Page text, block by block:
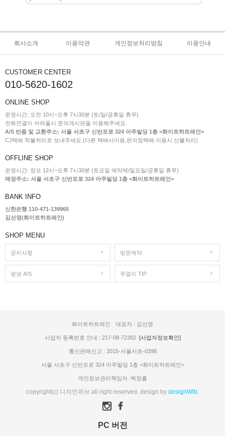
회사소개 이용약관 개인정보처리방침 이용안내
CUSTOMER CENTER
010-5620-1602
ONLINE SHOP
운영시간: 오전 10시~오후 7시30분 (토/일/공휴일 휴무)
전화연결이 어려울시 문의게시판을 이용해주세요.
A/S 반품 및 교환주소: 서울 서초구 신반포로 324 아주빌딩 1층 <화이트하트레인>
CJ택배 착불처리로 보내주세요.(다른 택배사이용,편의점택배 이용시 선불처리)
OFFLINE SHOP
운영시간: 정오 12시~오후 7시30분 (토요일 예약제/일요일/공휴일 휴무)
매장주소: 서울 서초구 신반포로 324 아주빌딩 1층 <화이트하트레인>
BANK INFO
신한은행 110-471-139965
김선영(화이트하트레인)
SHOP MENU
공지사항 방문예약
평생 A/S 주얼리 TIP
화이트하트레인 대표자 : 김선영
사업자 등록번호 안내 : 217-08-72302 [사업자정보확인]
통신판매신고 : 2015-서울서초-0398
서울 서초구 신반포로 324 아주빌딩 1층 <화이트하트레인>
개인정보관리책임자 :백정흠
copyright(c) 디자인위브 all right reserved. design by designWib.
PC 버전